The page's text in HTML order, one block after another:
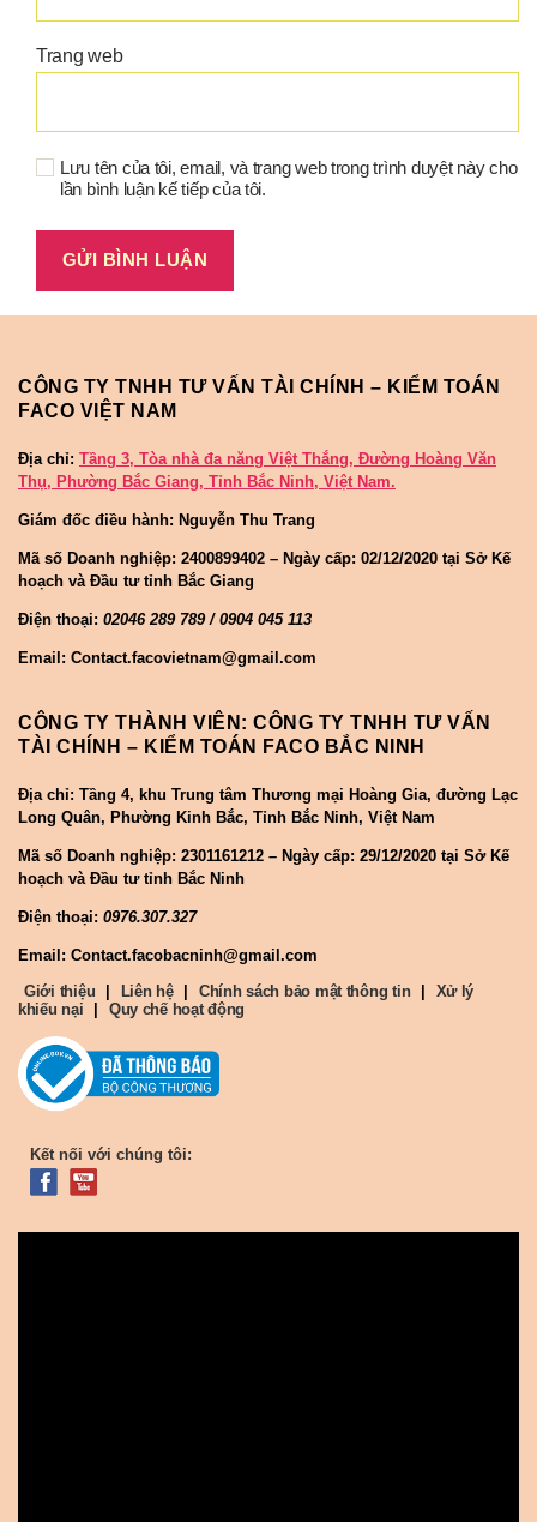
Trang web
Lưu tên của tôi, email, và trang web trong trình duyệt này cho
lần bình luận kế tiếp của tôi.
CÔNG TY TNHH TƯ VẤN TÀI CHÍNH – KIỂM TOÁN
FACO VIỆT NAM
Địa chỉ: Tầng 3, Tòa nhà đa năng Việt Thắng, Đường Hoàng Văn
Thụ, Phường Bắc Giang, Tỉnh Bắc Ninh, Việt Nam.
Giám đốc điều hành: Nguyễn Thu Trang
Mã số Doanh nghiệp: 2400899402 – Ngày cấp: 02/12/2020 tại Sở Kế
hoạch và Đầu tư tỉnh Bắc Giang
Điện thoại: 02046 289 789 / 0904 045 113
Email: Contact.facovietnam@gmail.com
CÔNG TY THÀNH VIÊN: CÔNG TY TNHH TƯ VẤN
TÀI CHÍNH – KIỂM TOÁN FACO BẮC NINH
Địa chỉ: Tầng 4, khu Trung tâm Thương mại Hoàng Gia, đường Lạc
Long Quân, Phường Kinh Bắc, Tỉnh Bắc Ninh, Việt Nam
Mã số Doanh nghiệp: 2301161212 – Ngày cấp: 29/12/2020 tại Sở Kế
hoạch và Đầu tư tỉnh Bắc Ninh
Điện thoại: 0976.307.327
Email: Contact.facobacninh@gmail.com
Giới thiệu
Liên hệ Chính sách bảo mật thông tin
Xử lý
khiếu nại
Quy chế hoạt động
Kết nối với chúng tôi: